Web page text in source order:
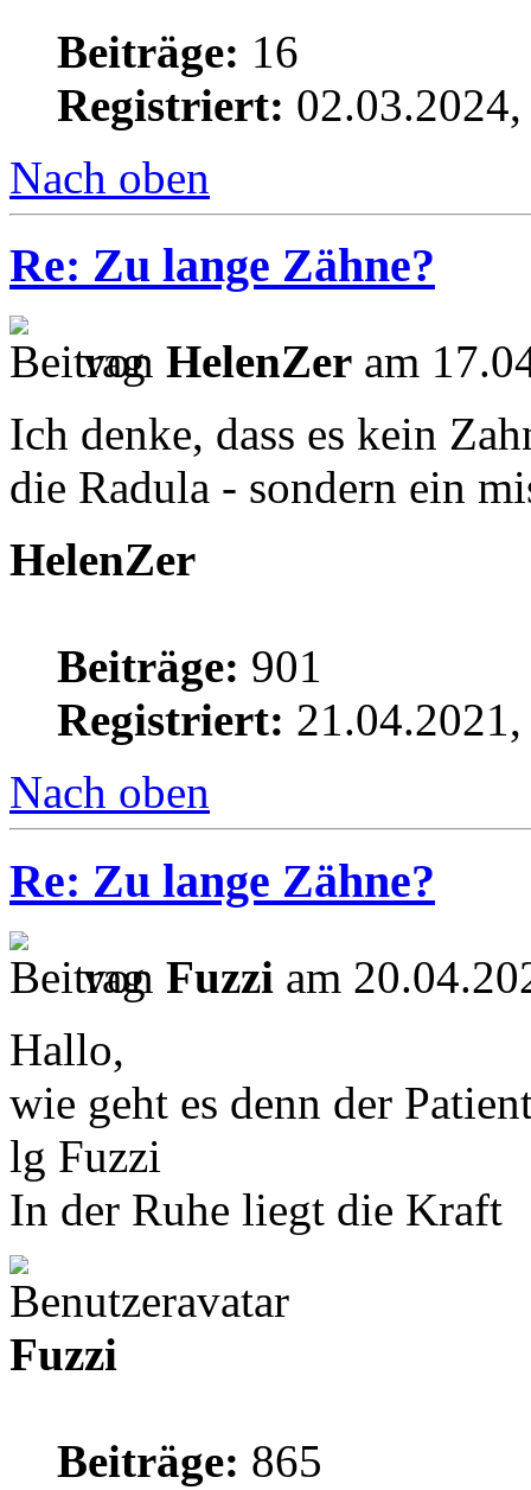
Beiträge: 16
Registriert:
Nach oben
Re: Zu lange Zähne?
von HelenZer am
Ich denke, dass es kein
die Radula - sondern ein
HelenZer
Beiträge: 901
Registriert:
Nach oben
Re: Zu lange Zähne?
von Fuzzi am
Hallo,
wie geht es denn der
lg Fuzzi
In der Ruhe liegt die Kraft
Fuzzi
Beiträge: 865